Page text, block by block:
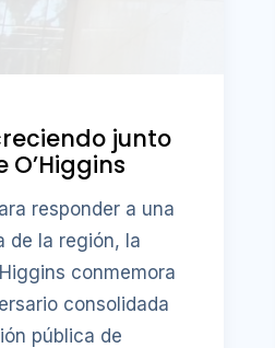
junto
O’Higgins
responder a una
de la región, la
conmemora
consolidada
pública de